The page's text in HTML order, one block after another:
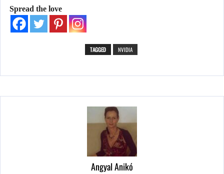
Spread the love
TAGGED NVIDIA
Angyal Anikó